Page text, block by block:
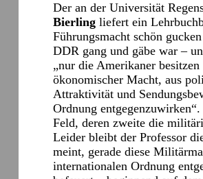
Der an der Universität
Bierling liefert ein
Führungsmacht schön
DDR gang und gäbe war –
„nur die Amerikaner
ökonomischer Macht, aus
Attraktivität und
Ordnung
Feld, deren zweite die
Leider bleibt der Professor
meint, gerade diese
internationalen Ordnung